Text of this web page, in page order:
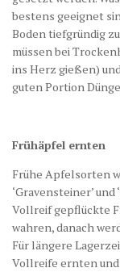
bestens geeignet
Boden tiefgründig
müssen bei
ins Herz gießen)
guten Portion
Frühäpfel ernten
Frühe Apfelsorten
‘Gravensteiner’
Vollreif gepflückte
wahren, danach
Für längere
Vollreife ernten